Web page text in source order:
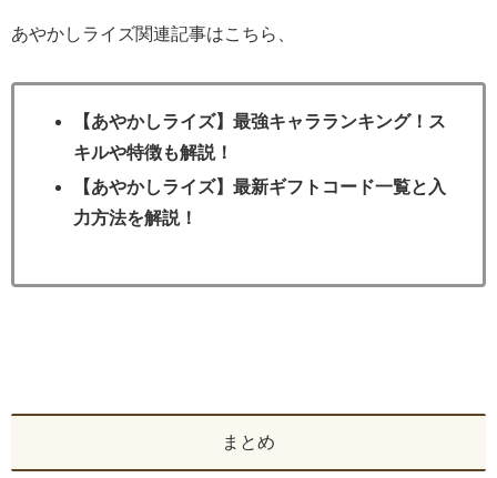
あやかしライズ関連記事はこちら、
【あやかしライズ】最強キャラランキング！ス
キルや特徴も解説！
【あやかしライズ】最新ギフトコード一覧と入
力方法を解説！
まとめ